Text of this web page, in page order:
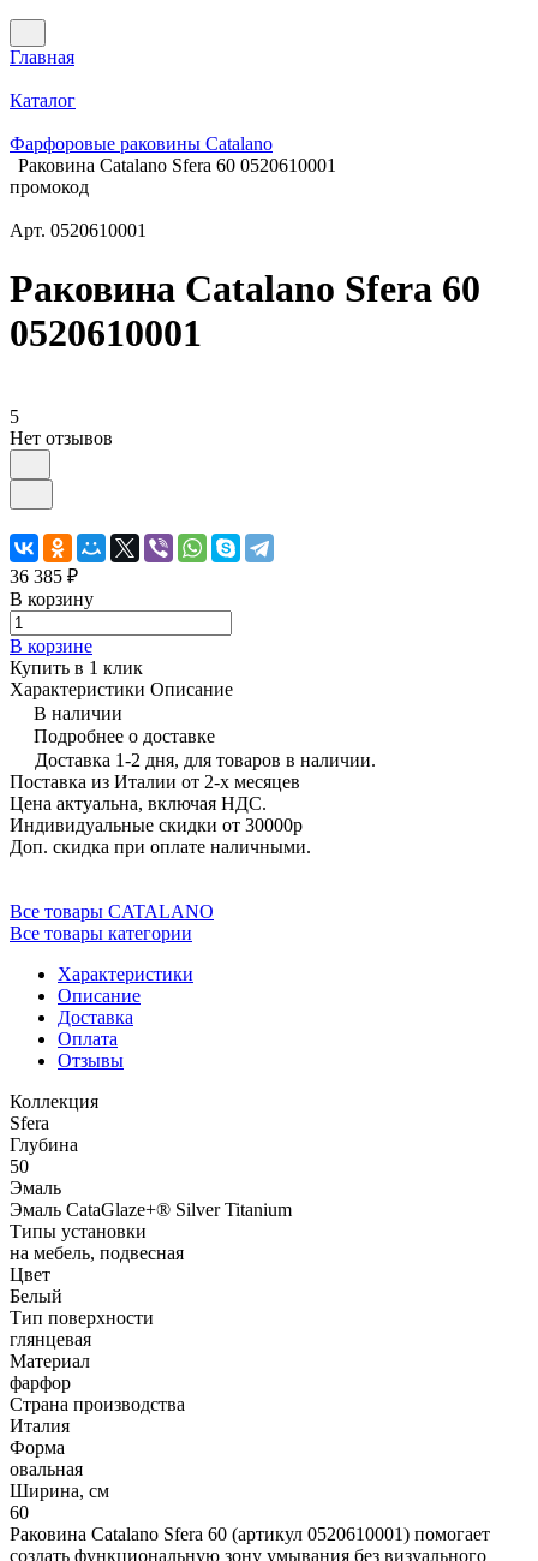
Главная
Каталог
Фарфоровые раковины Catalano
Раковина Catalano Sfera 60 0520610001
промокод
Арт. 0520610001
Раковина Catalano Sfera 60
0520610001
5
Нет отзывов
36 385 ₽
В корзину
В корзине
Купить в 1 клик
Характеристики Описание
В наличии
Подробнее о доставке
Доставка 1-2 дня, для товаров в наличии.
Поставка из Италии от 2-х месяцев
Цена актуальна, включая НДС.
Индивидуальные скидки от 30000р
Доп. скидка при оплате наличными.
Все товары CATALANO
Все товары категории
Характеристики
Описание
Доставка
Оплата
Отзывы
Коллекция
Sfera
Глубина
50
Эмаль
Эмаль CataGlaze+® Silver Titanium
Типы установки
на мебель, подвесная
Цвет
Белый
Тип поверхности
глянцевая
Материал
фарфор
Страна производства
Италия
Форма
овальная
Ширина, см
60
Раковина Catalano Sfera 60 (артикул 0520610001) помогает
создать функциональную зону умывания без визуального